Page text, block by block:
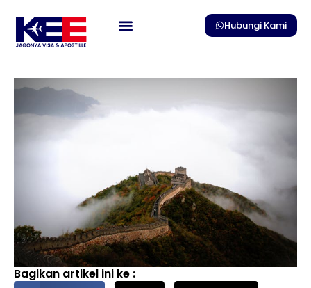
content
Hubungi Kami
Bagikan artikel ini ke :